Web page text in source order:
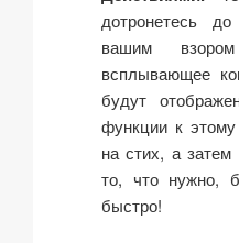
дотронетесь
вашим
всплывающее
будут
функции к
на стих, а
то, что нужно,
быстро!